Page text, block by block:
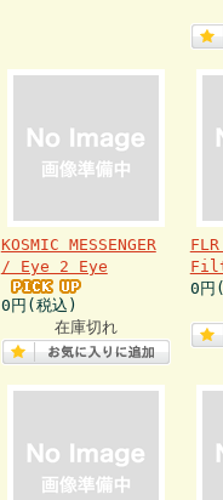
KOSMIC MESSENGER
/ Eye 2 Eye
0円(税込)
在庫切れ
0円